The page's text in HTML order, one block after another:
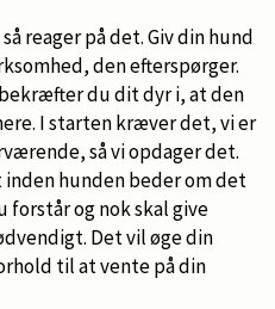
reager på det. Giv din hund
den efterspørger.
du dit dyr i, at den
I starten kræver det, vi er
så vi opdager det.
hunden beder om det
forstår og nok skal give
Det vil øge din
til at vente på din